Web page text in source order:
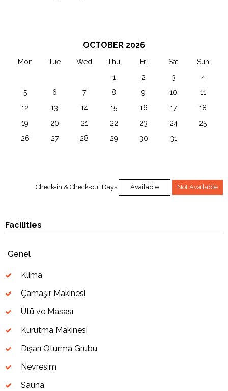
OCTOBER 2026
Mon Tue Wed Thu Fri Sat
Sun
1 2 3
4
5
6 7 8 9 10
11
12
13 14 15 16 17
18
19
20 21 22 23 24
25
26
27 28 29 30 31
Check-in & Check-out Days Available Not Available
Facilities
Genel
Klima
Çamaşır Makinesi
Ütü ve Masası
Kurutma Makinesi
Dışarı Oturma Grubu
Nevresim
Sauna